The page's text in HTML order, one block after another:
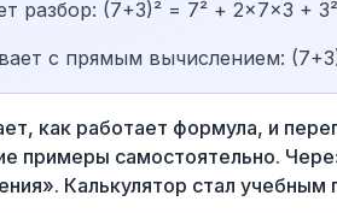
разбор: (7+3)² = 7² + 2×7×3 +
с прямым вычислением:
как работает формула, и
примеры самостоятельно.
Калькулятор стал